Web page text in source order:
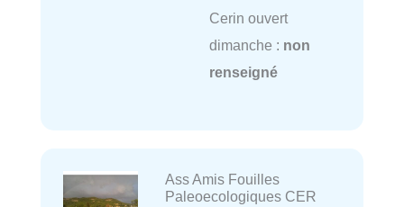
Cerin ouvert
dimanche : non
renseigné
Ass Amis Fouilles
Paleoecologiques CER